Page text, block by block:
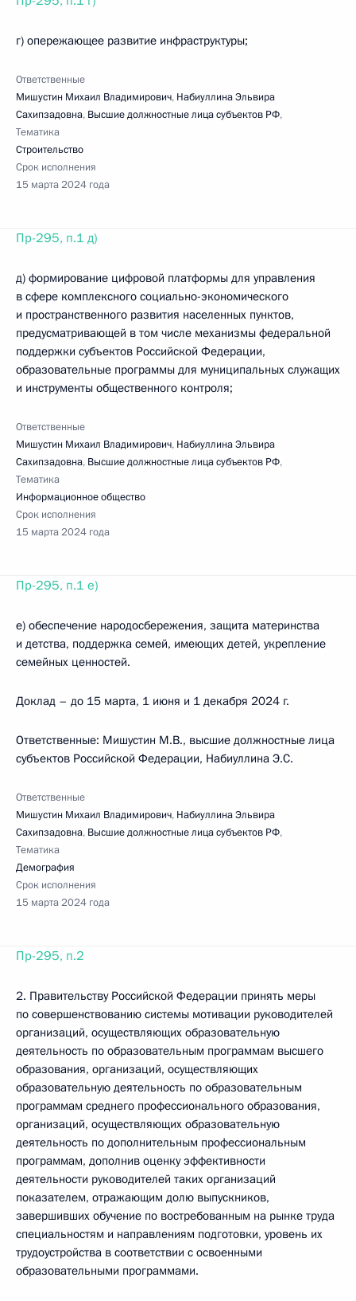
г) опережающее развитие инфраструктуры;
Ответственные
Мишустин Михаил Владимирович, Набиуллина Эльвира
Сахипзадовна, Высшие должностные лица субъектов РФ,
Тематика
Строительство
Срок исполнения
15 марта 2024 года
Пр-295, п.1 д)
д) формирование цифровой платформы для управления
в сфере комплексного социально-экономического
и пространственного развития населенных пунктов,
предусматривающей в том числе механизмы федеральной
поддержки субъектов Российской Федерации,
образовательные программы для муниципальных служащих
и инструменты общественного контроля;
Ответственные
Мишустин Михаил Владимирович, Набиуллина Эльвира
Сахипзадовна, Высшие должностные лица субъектов РФ,
Тематика
Информационное общество
Срок исполнения
15 марта 2024 года
Пр-295, п.1 е)
е) обеспечение народосбережения, защита материнства
и детства, поддержка семей, имеющих детей, укрепление
семейных ценностей.
Доклад – до 15 марта, 1 июня и 1 декабря 2024 г.
Ответственные: Мишустин М.В., высшие должностные лица
субъектов Российской Федерации, Набиуллина Э.С.
Ответственные
Мишустин Михаил Владимирович, Набиуллина Эльвира
Сахипзадовна, Высшие должностные лица субъектов РФ,
Тематика
Демография
Срок исполнения
15 марта 2024 года
Пр-295, п.2
2. Правительству Российской Федерации принять меры
по совершенствованию системы мотивации руководителей
организаций, осуществляющих образовательную
деятельность по образовательным программам высшего
образования, организаций, осуществляющих
образовательную деятельность по образовательным
программам среднего профессионального образования,
организаций, осуществляющих образовательную
деятельность по дополнительным профессиональным
программам, дополнив оценку эффективности
деятельности руководителей таких организаций
показателем, отражающим долю выпускников,
завершивших обучение по востребованным на рынке труда
специальностям и направлениям подготовки, уровень их
трудоустройства в соответствии с освоенными
образовательными программами.